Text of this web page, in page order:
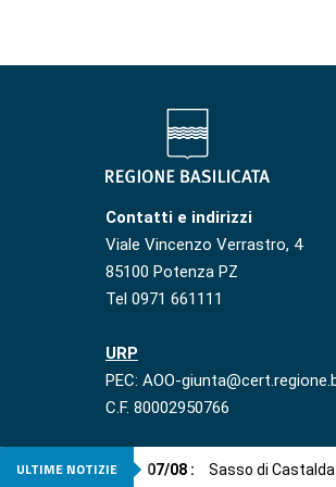
Contatti e indirizzi
Viale Vincenzo Verrastro, 4
85100 Potenza PZ
Tel 0971 661111
URP
PEC: AOO-
C.F. 80002950766
ULTIME NOTIZIE 07/08 : Sasso di